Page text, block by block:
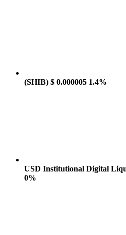
(SHIB) $ 0.000005 1.4%
USD Institutional Digital
0%